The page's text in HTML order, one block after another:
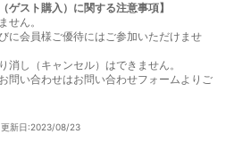
ゲスト購入）に関する注意事項】
せん。
に会員様ご優待にはご参加いただけませ
消し（キャンセル）はできません。
問い合わせはお問い合わせフォームよりご
更新日:2023/08/23